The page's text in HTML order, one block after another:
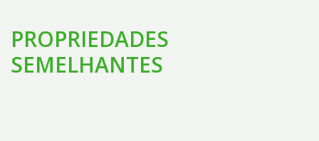
PROPRIEDADES
SEMELHANTES